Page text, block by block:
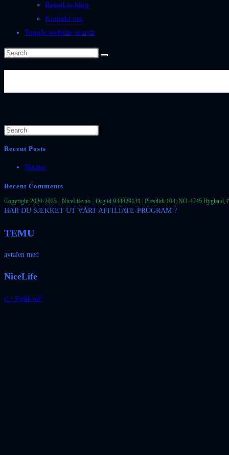
ReiseLiv.blog
Kontakt oss
Toggle website search
Recent Posts
Notater
Recent Comments
Copyright 2020-2025 - NiceLife.no - Org.id 934829131 | Prestlidi 104, NO-4745
HAR DU SJEKKET UT VÅRT AFFILIATE-PROGRAM ?
TEMU
avtalen med
NiceLife
👉 Sjekk nå!